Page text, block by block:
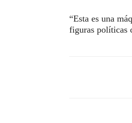
“Esta es una
figuras políticas